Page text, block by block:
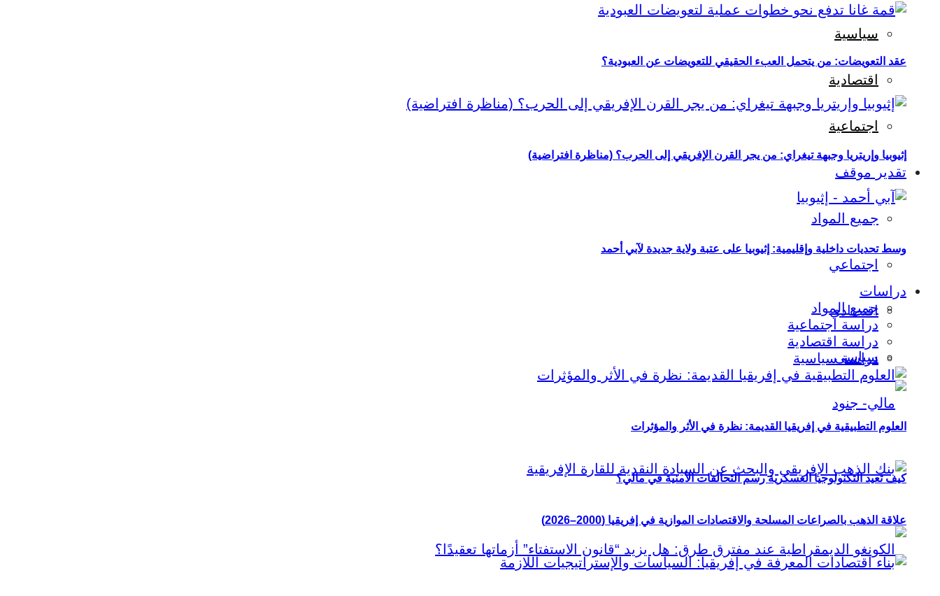
سياسية
اقتصادية
اجتماعية
تقدير موقف
جميع المواد
اجتماعي
اقتصادي
سياسي
كيف تعيد التكنولوجيا العسكرية رسم التحالفات الأمنية في مالي؟
عقد التعويضات: من يتحمل العبء الحقيقي للتعويضات عن العبودية؟
إثيوبيا وإريتريا وجبهة تيغراي: من يجر القرن الإفريقي إلى الحرب؟ (مناظرة افتراضية)
وسط تحديات داخلية وإقليمية: إثيوبيا على عتبة ولاية جديدة لآبي أحمد
دراسات
جميع المواد
دراسة اجتماعية
دراسة اقتصادية
دراسة سياسية
العلوم التطبيقية في إفريقيا القديمة: نظرة في الأثر والمؤثرات
علاقة الذهب بالصراعات المسلحة والاقتصادات الموازية في إفريقيا (2000–2026)